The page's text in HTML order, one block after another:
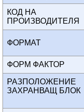
КОД НА
ПРОИЗВОДИТЕЛЯ
ФОРМАТ
ФОРМ ФАКТОР
РАЗПОЛОЖЕНИЕ
ЗАХРАНВАЩ БЛОК